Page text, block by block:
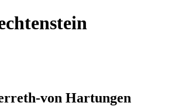
von Hartungen